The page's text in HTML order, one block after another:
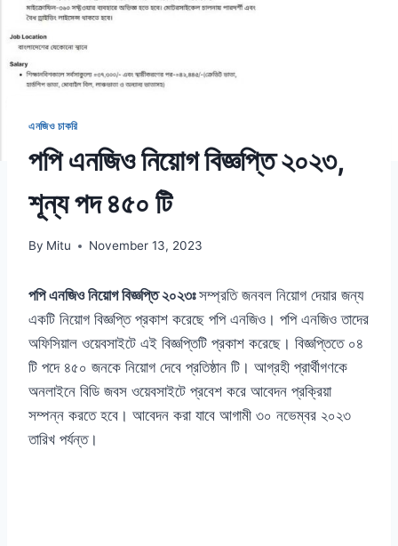
এনজিও চাকরি
পপি এনজিও নিয়োগ বিজ্ঞপ্তি ২০২৩,
শূন্য পদ ৪৫০ টি
By Mitu November 13, 2023
পপি এনজিও নিয়োগ বিজ্ঞপ্তি ২০২৩ঃসম্প্রতি জনবল নিয়োগ দেয়ার জন্য
একটি নিয়োগ বিজ্ঞপ্তি প্রকাশ করেছে পপি এনজিও। পপি এনজিও তাদের
অফিসিয়াল ওয়েবসাইটে এই বিজ্ঞপ্তিটি প্রকাশ করেছে। বিজ্ঞপ্তিতে ০৪
টি পদে ৪৫০ জনকে নিয়োগ দেবে প্রতিষ্ঠান টি। আগ্রহী প্রার্থীগণকে
অনলাইনে বিডি জবস ওয়েবসাইটে প্রবেশ করে আবেদন প্রক্রিয়া
সম্পন্ন করতে হবে। আবেদন করা যাবে আগামী ৩০ নভেম্বর ২০২৩
তারিখ পর্যন্ত।